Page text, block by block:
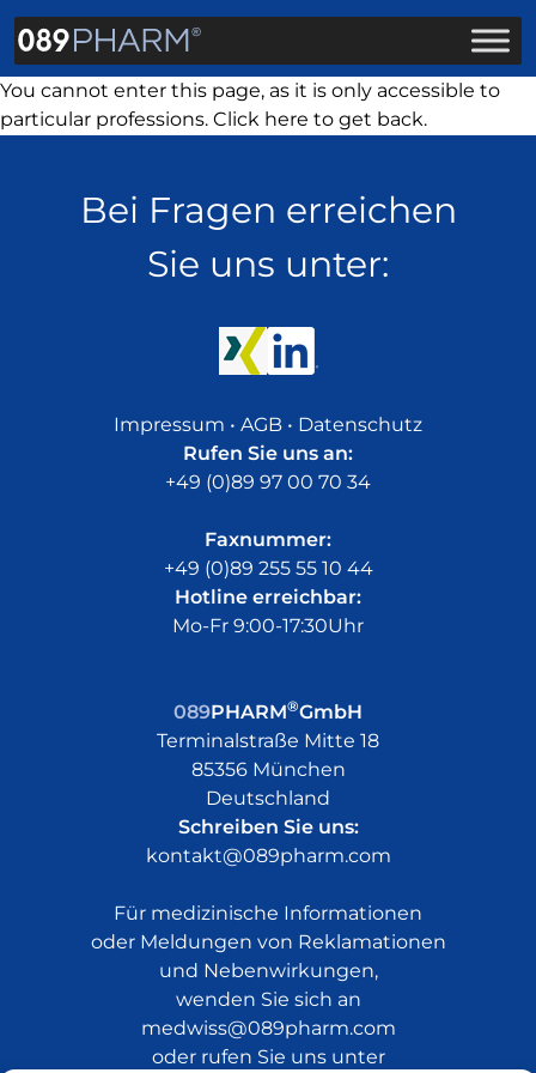
You cannot enter this page, as it is only accessible to
particular professions. Click here to get back.
Bei Fragen erreichen
Sie uns unter:
Impressum • AGB • Datenschutz
Rufen Sie uns an:
+49 (0)89 97 00 70 34
Faxnummer:
+49 (0)89 255 55 10 44
Hotline erreichbar:
Mo-Fr 9:00-17:30Uhr
089PHARM®GmbH
Terminalstraße Mitte 18
85356 München
Deutschland
Schreiben Sie uns:
kontakt@089pharm.com
Für medizinische Informationen
oder Meldungen von Reklamationen
und Nebenwirkungen,
wenden Sie sich an
medwiss@089pharm.com
oder rufen Sie uns unter